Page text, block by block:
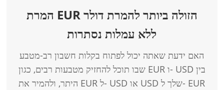
המרת EUR הזולה ביותר להמרת דולר
ללא עמלות נסתרות
האם ידעת שאתה יכול לפתוח בקלות חשבון רב-מטבע
שבו תוכל להחזיק מטבעות רבים, כגון EUR ו- USD בין
היתר, ולהמיר את EUR ל- USD או USD שלך ל- EUR